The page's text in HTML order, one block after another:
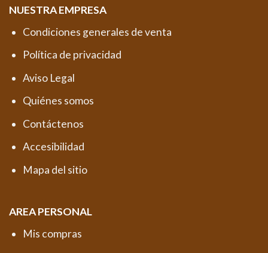
NUESTRA EMPRESA
Condiciones generales de venta
Política de privacidad
Aviso Legal
Quiénes somos
Contáctenos
Accesibilidad
Mapa del sitio
AREA PERSONAL
Mis compras